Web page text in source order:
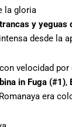
la gloria
y yeguas
desde la
velocidad por
in Fuga (#1),
era